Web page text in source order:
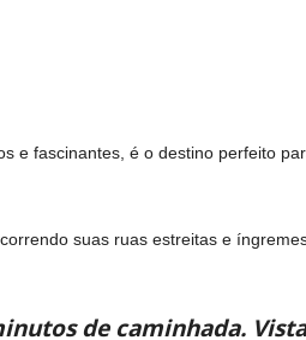
e fascinantes, é o destino perfeito
suas ruas estreitas e
de caminhada.